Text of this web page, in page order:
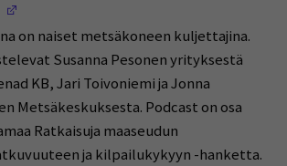
on naiset metsäkoneen kuljettajina.
Susanna Pesonen yrityksestä
KB, Jari Toivoniemi ja Jonna
Metsäkeskuksesta. Podcast on osa
Ratkaisuja maaseudun
ja kilpailukykyyn -hanketta.